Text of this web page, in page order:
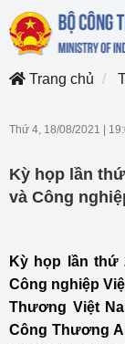
Trang chủ
Thứ 4, 18/08/2021
Kỳ họp lần
và Công
Kỳ họp lần thứ
Công nghiệp
Thương Việt
Công Thương